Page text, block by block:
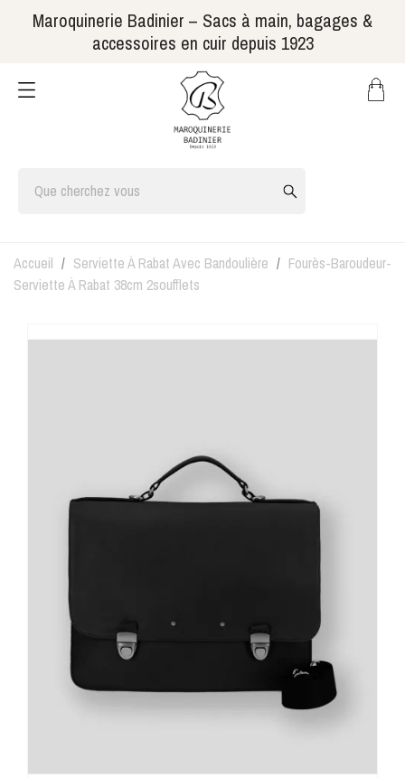
Maroquinerie Badinier – Sacs à main, bagages &
accessoires en cuir depuis 1923
Accueil Serviette À Rabat Avec Bandoulière
Fourès-Baroudeur-
Serviette À Rabat 38cm 2soufflets